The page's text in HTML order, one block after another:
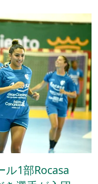
1部Rocasa